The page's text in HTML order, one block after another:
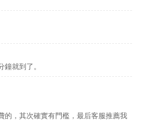
就到了。
的，其次確實有門檻，最后客服推薦我